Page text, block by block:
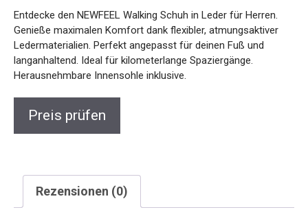
Entdecke den NEWFEEL Walking Schuh in Leder für Herren.
Genieße maximalen Komfort dank flexibler, atmungsaktiver
Ledermaterialien. Perfekt angepasst für deinen Fuß und
langanhaltend. Ideal für kilometerlange Spaziergänge.
Herausnehmbare Innensohle inklusive.
Preis prüfen
Rezensionen (0)